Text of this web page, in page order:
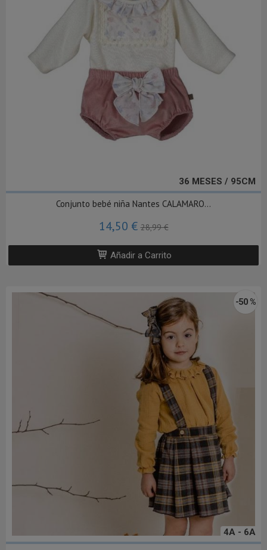
36 MESES / 95CM
Conjunto bebé niña Nantes CALAMARO...
14,50 €28,99 €
Añadir a Carrito
4A - 6A
-50 %